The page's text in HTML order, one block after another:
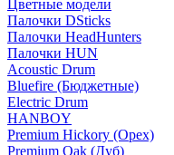
Цветные модели
Палочки DSticks
Палочки HeadHunters
Палочки HUN
Acoustic Drum
Bluefire (Бюджетные)
Electric Drum
HANBOY
Premium Hickory (Орех)
Premium Oak (Дуб)